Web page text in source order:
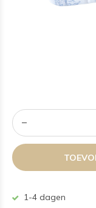
1-4 dagen